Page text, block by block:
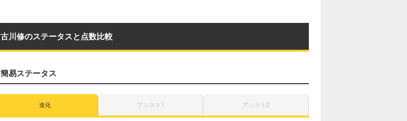
古川修のステータスと点数比較
簡易ステータス
進化 アシスト1 アシスト2